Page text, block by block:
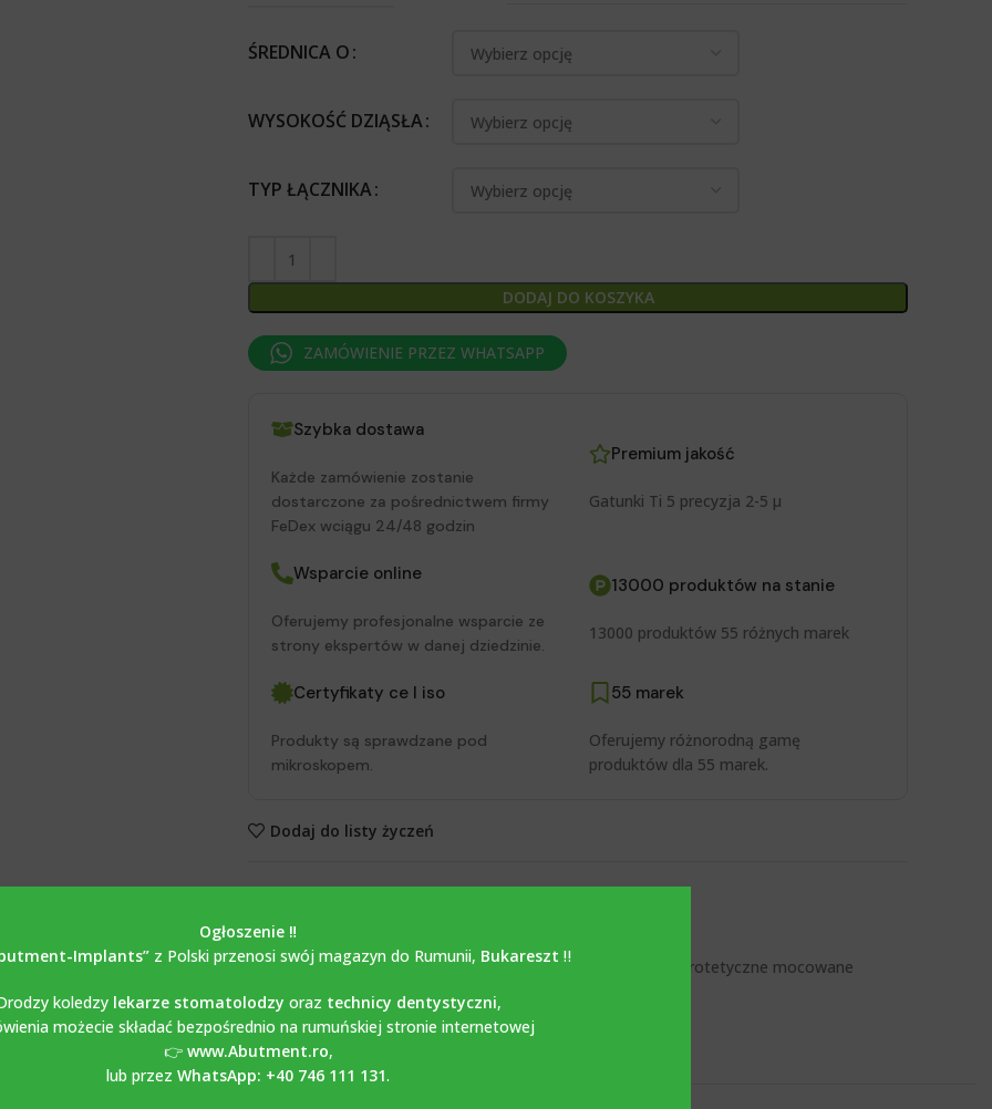
Ogłoszenie ‼️
Implants”z Polski przenosi swój magazyn do Rumunii, Bukareszt ‼️
koledzy lekarze stomatolodzy oraz technicy dentystyczni,
możecie składać bezpośrednio na rumuńskiej stronie internetowej
👉 www.Abutment.ro,
lub przez WhatsApp: +40 746 111 131.
ŚREDNICA O
WYSOKOŚĆ DZIĄSŁA
TYP ŁĄCZNIKA
DODAJ DO KOSZYKA
ZAMÓWIENIE PRZEZ WHATSAPP
Szybka dostawa
Każde zamówienie zostanie
dostarczone za pośrednictwem firmy
FeDex wciągu 24/48 godzin
Premium jakość
Gatunki Ti 5 precyzja 2-5 μ
Wsparcie online
Oferujemy profesjonalne wsparcie ze
strony ekspertów w danej dziedzinie.
13000 produktów na stanie
13000 produktów 55 różnych marek
Certyfikaty ce I iso
Produkty są sprawdzane pod
mikroskopem.
55 marek
Oferujemy różnorodną gamę
produktów dla 55 marek.
Dodaj do listy życzeń
Kategorie:
Tagi: Podstawa tytanowa , Tuleja odlewana
uzupełnienia protetyczne mocowane
śrubami
Share: